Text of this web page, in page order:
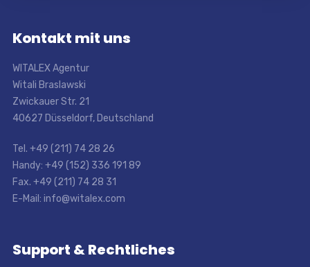
Kontakt mit uns
WITALEX Agentur
Witali Braslawski
Zwickauer Str. 21
40627 Düsseldorf, Deutschland
Tel. +49 (211) 74 28 26
Handy: +49 (152) 336 191 89
Fax. +49 (211) 74 28 31
E-Mail: info@witalex.com
Support & Rechtliches